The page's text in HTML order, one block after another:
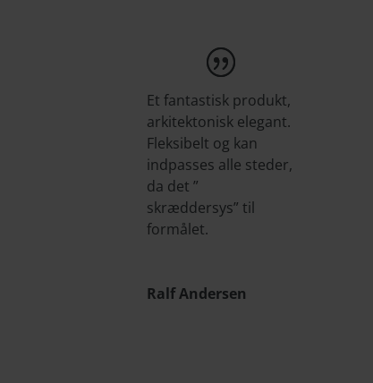
Et fantastisk produkt,
arkitektonisk elegant.
Fleksibelt og kan
indpasses alle steder,
da det ”
skræddersys” til
formålet.
Ralf Andersen